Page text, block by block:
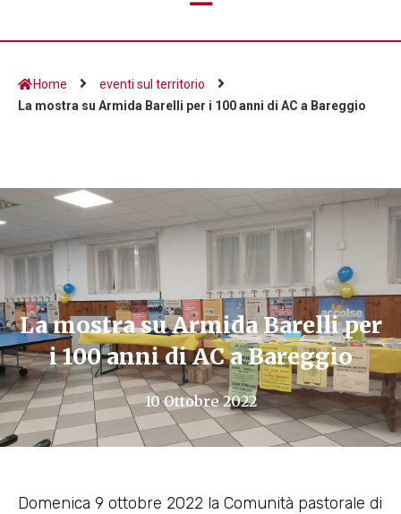
Home
eventi sul territorio
La mostra su Armida Barelli per i 100 anni di AC a Bareggio
La mostra su Armida Barelli per
i 100 anni di AC a Bareggio
10 Ottobre 2022
Domenica 9 ottobre 2022 la Comunità pastorale di